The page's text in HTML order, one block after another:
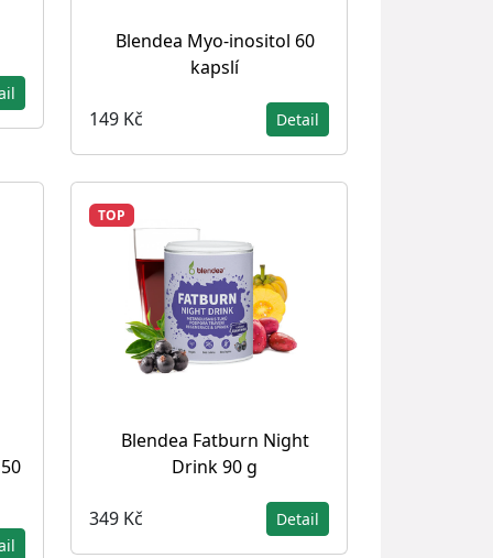
Blendea Myo-inositol 60
kapslí
149 Kč Detail
TOP
Blendea Fatburn Night
Drink 90 g
349 Kč Detail